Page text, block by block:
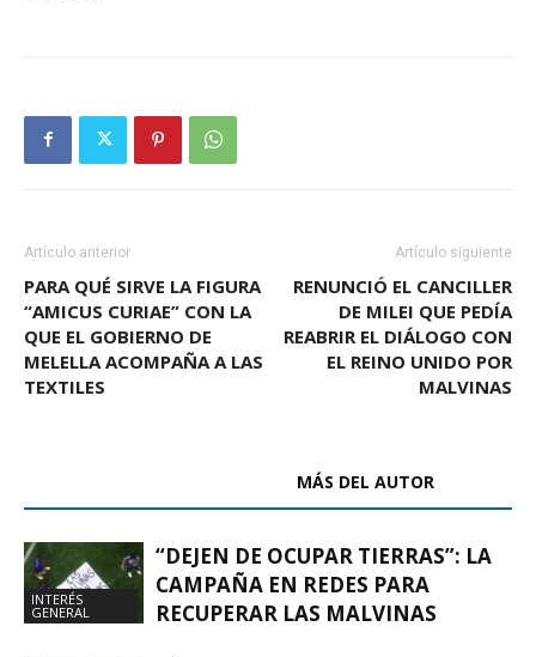
Artículo anterior
PARA QUÉ SIRVE LA FIGURA
“AMICUS CURIAE” CON LA
QUE EL GOBIERNO DE
MELELLA ACOMPAÑA A LAS
TEXTILES
Artículo siguiente
RENUNCIÓ EL CANCILLER
DE MILEI QUE PEDÍA
REABRIR EL DIÁLOGO CON
EL REINO UNIDO POR
MALVINAS
MÁS DEL AUTOR
INTERÉS
GENERAL
“DEJEN DE OCUPAR TIERRAS”: LA
CAMPAÑA EN REDES PARA
RECUPERAR LAS MALVINAS